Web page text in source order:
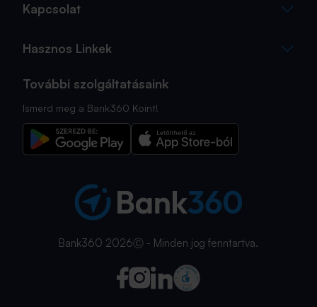
Kapcsolat
Hasznos Linkek
További szolgáltatásaink
Ismerd meg a Bank360 Koint!
Bank360 2026Ⓒ - Minden jog fenntartva.